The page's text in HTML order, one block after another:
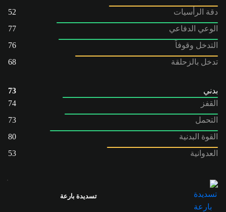
دقة الرأسيات
52
الوعي الدفاعي
77
التدخل وقوفاً
76
تدخل بالزحلقة
68
بدني
73
القفز
74
التحمل
73
القوة البدنية
80
العدوانية
53
تسديدة بارعة